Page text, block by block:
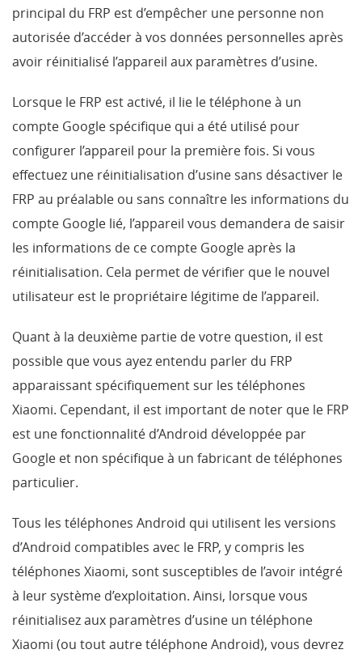
principal du FRP est d’empêcher une personne non
autorisée d’accéder à vos données personnelles après
avoir réinitialisé l’appareil aux paramètres d’usine.
Lorsque le FRP est activé, il lie le téléphone à un
compte Google spécifique qui a été utilisé pour
configurer l’appareil pour la première fois. Si vous
effectuez une réinitialisation d’usine sans désactiver le
FRP au préalable ou sans connaître les informations du
compte Google lié, l’appareil vous demandera de saisir
les informations de ce compte Google après la
réinitialisation. Cela permet de vérifier que le nouvel
utilisateur est le propriétaire légitime de l’appareil.
Quant à la deuxième partie de votre question, il est
possible que vous ayez entendu parler du FRP
apparaissant spécifiquement sur les téléphones
Xiaomi. Cependant, il est important de noter que le FRP
est une fonctionnalité d’Android développée par
Google et non spécifique à un fabricant de téléphones
particulier.
Tous les téléphones Android qui utilisent les versions
d’Android compatibles avec le FRP, y compris les
téléphones Xiaomi, sont susceptibles de l’avoir intégré
à leur système d’exploitation. Ainsi, lorsque vous
réinitialisez aux paramètres d’usine un téléphone
Xiaomi (ou tout autre téléphone Android), vous devrez